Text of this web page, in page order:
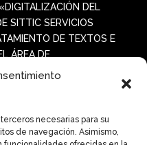
necesarias para su
de navegación. Asimismo,
DEL
SITTIC SERVICIOS
DE TEXTOS E
ÁREA DE
CON EL ÁREA
soluciones y
los procesos de